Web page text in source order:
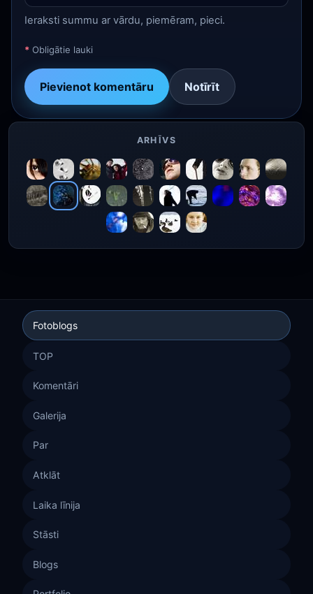
Ieraksti summu ar vārdu, piemēram, pieci.
* Obligātie lauki
Pievienot komentāru Notīrīt
ARHĪVS
Fotoblogs
TOP
Komentāri
Galerija
Par
Atklāt
Laika līnija
Stāsti
Blogs